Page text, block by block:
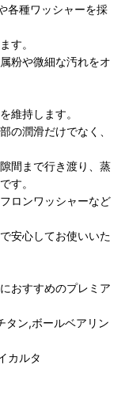
各種ワッシャーを採
す。
粉や微細な汚れをオ
維持します。
の潤滑だけでなく、
間まで行き渡り、蒸
す。
ロンワッシャーなど
安心してお使いいた
おすすめのプレミア
タン,ボールベアリン
カルタ